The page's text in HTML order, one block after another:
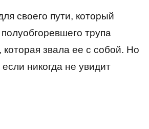
своего пути, который
трупа
звала ее с собой. Но
никогда не увидит